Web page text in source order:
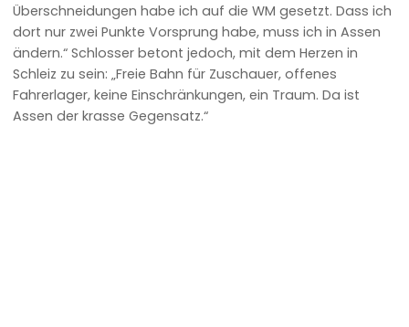
Überschneidungen habe ich auf die WM gesetzt. Dass ich
dort nur zwei Punkte Vorsprung habe, muss ich in Assen
ändern.“ Schlosser betont jedoch, mit dem Herzen in
Schleiz zu sein: „Freie Bahn für Zuschauer, offenes
Fahrerlager, keine Einschränkungen, ein Traum. Da ist
Assen der krasse Gegensatz.“